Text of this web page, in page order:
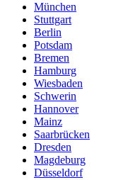
München
Stuttgart
Berlin
Potsdam
Bremen
Hamburg
Wiesbaden
Schwerin
Hannover
Mainz
Saarbrücken
Dresden
Magdeburg
Düsseldorf